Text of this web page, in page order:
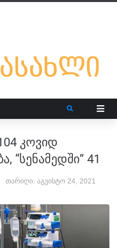
კოვიდ
“სენამედში” 41
თარიღი: აგვისტო 24, 2021